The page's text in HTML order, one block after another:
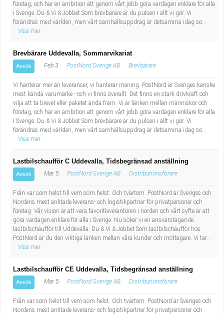
företag, och har en ambition att genom vårt jobb göra vardagen enklare för alla
i Sverige. Du & Vi & Jobbet Som brevbärare är du pulsen i allt vi gör. Vi
förändras med världen, men vårt samhällsuppdrag är detsamma idag so...
Visa mer
Brevbärare Uddevalla, Sommarvikariat
Ansök Feb 3 PostNord Sverige AB Brevbärare
Vi hanterar mer än leveranser, vi hanterar mening. PostNord är Sveriges kanske
mest kända varumärke - och vi finns överallt. Det finns en stark drivkraft och
vilja att ta brevet eller paketet ända fram. Vi är länken mellan människor och
företag, och har en ambition att genom vårt jobb göra vardagen enklare för alla
i Sverige. Du & Vi & Jobbet Som brevbärare är du pulsen i allt vi gör. Vi
förändras med världen, men vårt samhällsuppdrag är detsamma idag so...
Visa mer
Lastbilschaufför C Uddevalla, Tidsbegränsad anställning
Ansök Mar 5 PostNord Sverige AB Distributionsförare
Från var som helst till vem som helst. Och tvärtom. PostNord är Sveriges och
Nordens mest anlitade leverans- och logistikpartner för privatpersoner och
företag. Vår vision är att vara favoritleverantören i norden och vårt syfte är att
göra vardagen enklare för alla i Sverige. Nu söker vi en ansvarstagande
lastbilschaufför till Uddevalla. Du & Vi & Jobbet Som lastbilschaufför hos
PostNord är du den viktiga länken mellan våra kunder och mottagare. Vi tar...
Visa mer
Lastbilschaufför CE Uddevalla, Tidsbegränsad anställning
Ansök Mar 5 PostNord Sverige AB Distributionsförare
Från var som helst till vem som helst. Och tvärtom. PostNord är Sveriges och
Nordens mest anlitade leverans- och logistikpartner för privatpersoner och